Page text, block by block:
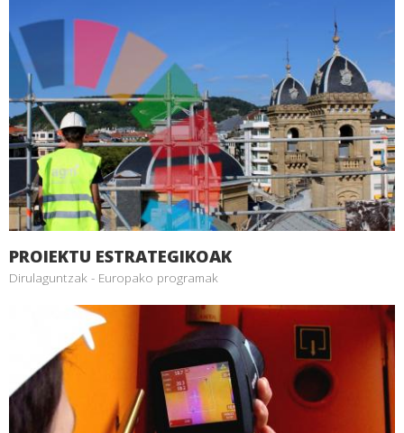
PROIEKTU ESTRATEGIKOAK
Dirulaguntzak - Europako programak